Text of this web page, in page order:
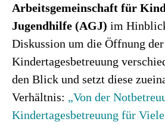
Arbeitsgemeinschaft für
Jugendhilfe (AGJ) im
Diskussion um die Öffnung der
Kindertagesbetreuung
den Blick und setzt diese
Verhältnis: „Von der
Kindertagesbetreuung für